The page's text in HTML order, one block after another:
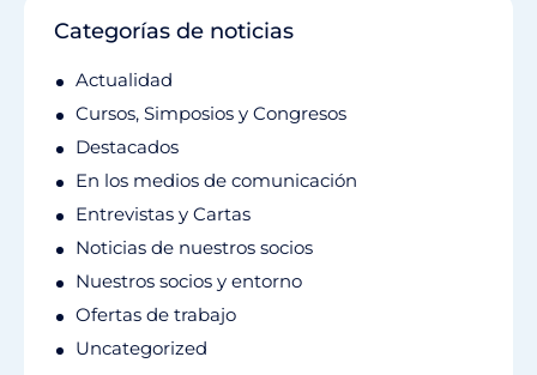
Categorías de noticias
Actualidad
Cursos, Simposios y Congresos
Destacados
En los medios de comunicación
Entrevistas y Cartas
Noticias de nuestros socios
Nuestros socios y entorno
Ofertas de trabajo
Uncategorized